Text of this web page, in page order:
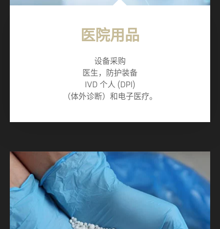
医院用品
设备采购
医生，防护装备
IVD 个人 (DPI)
（体外诊断）和电子医疗。